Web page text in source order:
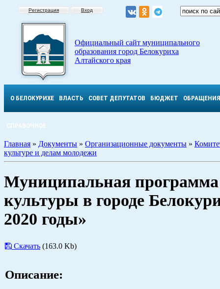
Регистрация Вход
Официальный сайт муниципального
образования город Белокуриха
Алтайского края
О БЕЛОКУРИХЕ ВЛАСТЬ СОВЕТ ДЕПУТАТОВ БЮДЖЕТ ОБРАЩЕНИЯ
СПРАВОЧНОЕ
Главная » Документы » Организационные документы »
культуре и делам молодежи
Муниципальная программа
культуры в городе
2020 годы»
Скачать (163.0 Kb)
Описание: